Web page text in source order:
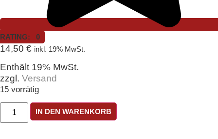
RATING: 0
14,50 € inkl. 19% MwSt.
Enthält 19% MwSt.
zzgl. Versand
15 vorrätig
Mioulino
Bunt
meliert
IN DEN WARENKORB